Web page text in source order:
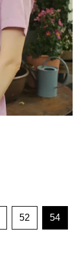
52 54